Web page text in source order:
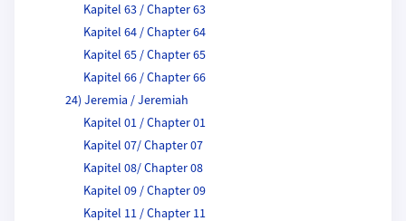
Kapitel 63 / Chapter 63
Kapitel 64 / Chapter 64
Kapitel 65 / Chapter 65
Kapitel 66 / Chapter 66
24) Jeremia / Jeremiah
Kapitel 01 / Chapter 01
Kapitel 07/ Chapter 07
Kapitel 08/ Chapter 08
Kapitel 09 / Chapter 09
Kapitel 11 / Chapter 11